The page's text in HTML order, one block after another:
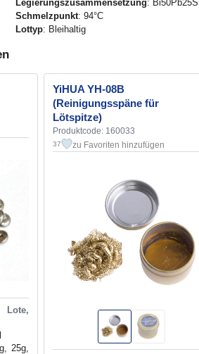
Legierungszusammensetzung:
Schmelzpunkt: 94°С
Lottyp: Bleihaltig
Lote,
25g,
YiHUA YH-08B
(Reinigungsspäne für
Lötspitze)
Produktcode: 160033
37 zu Favoriten hinzufügen